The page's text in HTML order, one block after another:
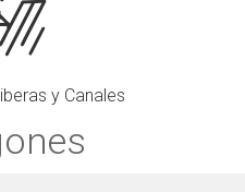
y Canales